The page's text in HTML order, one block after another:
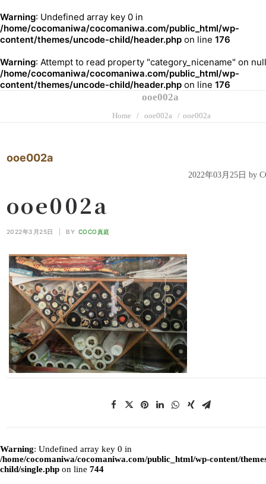
Warning: Undefined array key 0 in
/home/cocomaniwa/cocomaniwa.com/public_html/wp-
content/themes/uncode-child/header.php on line 176
Warning: Attempt to read property "category_nicename" on
/home/cocomaniwa/cocomaniwa.com/public_html/wp-
content/themes/uncode-child/header.php on line 176
ooe002a
Home ooe002a ooe002a
ooe002a
2022年03月25日 by
ooe002a
2022年3月25日 BY COCO真庭
Warning: Undefined array key 0 in
/home/cocomaniwa/cocomaniwa.com/public_html/wp-content/
child/single.php on line 744